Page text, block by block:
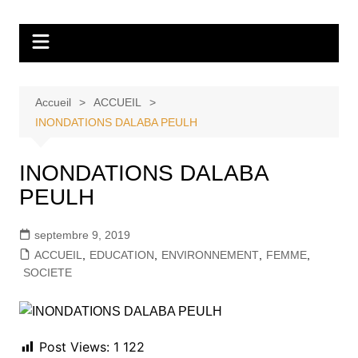
contenu
Tvdescollines
Accueil
ACCUEIL
INONDATIONS DALABA PEULH
INONDATIONS DALABA
PEULH
septembre 9, 2019
ACCUEIL
EDUCATION ENVIRONNEMENT, FEMME,
SOCIETE
Post Views: 1 122